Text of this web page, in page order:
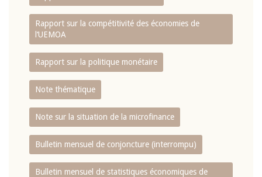
Rapport sur la compétitivité des économies de
l‘UEMOA
Rapport sur la politique monétaire
Note thématique
Note sur la situation de la microfinance
Bulletin mensuel de conjoncture (interrompu)
Bulletin mensuel de statistiques économiques de